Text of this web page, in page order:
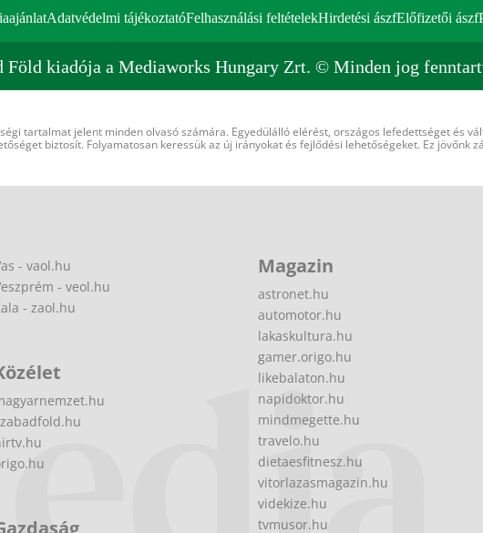
Adatvédelmi tájékoztatóFelhasználási feltételekHirdetési ászfElőfizetői ászf
Föld kiadója a Mediaworks Hungary Zrt. © Minden jog
tartalmat jelent minden olvasó számára. Egyedülálló elérést, országos lefedettséget és
biztosít. Folyamatosan keressük az új irányokat és fejlődési lehetőségeket. Ez jövőnk
- vaol.hu
- veol.hu
- zaol.hu
Magazin
astronet.hu
automotor.hu
lakaskultura.hu
gamer.origo.hu
likebalaton.hu
napidoktor.hu
mindmegette.hu
travelo.hu
dietaesfitnesz.hu
vitorlazasmagazin.hu
videkize.hu
tvmusor.hu